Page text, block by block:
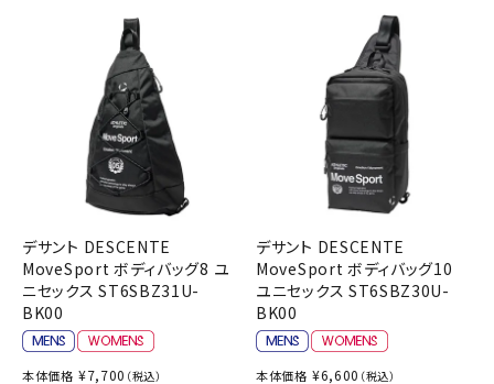
デサント DESCENTE
MoveSport ボディバッグ8 ユ
ニセックス ST6SBZ31U-
BK00
本体価格 ¥7,700 （税込）
デサント DESCENTE
MoveSport ボディバッグ10
ユニセックス ST6SBZ30U-
BK00
本体価格 ¥6,600 （税込）